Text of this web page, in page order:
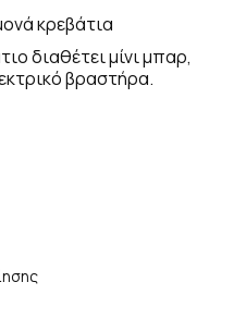
κρεβάτια
διαθέτει μίνι μπαρ,
βραστήρα.